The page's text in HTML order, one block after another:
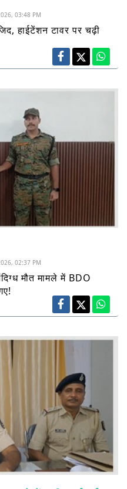
03:48 PM
हाईटेंशन टावर पर चढ़ी
02:37 PM
मौत मामले में BDO